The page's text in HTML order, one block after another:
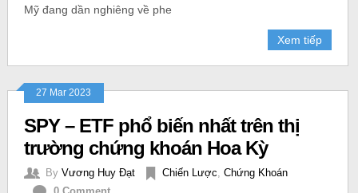
Mỹ đang dần nghiêng về phe
Xem tiếp
27 Mar 2023
SPY – ETF phổ biến nhất trên thị
trường chứng khoán Hoa Kỳ
By Vương Huy Đạt Chiến Lược Chứng Khoán